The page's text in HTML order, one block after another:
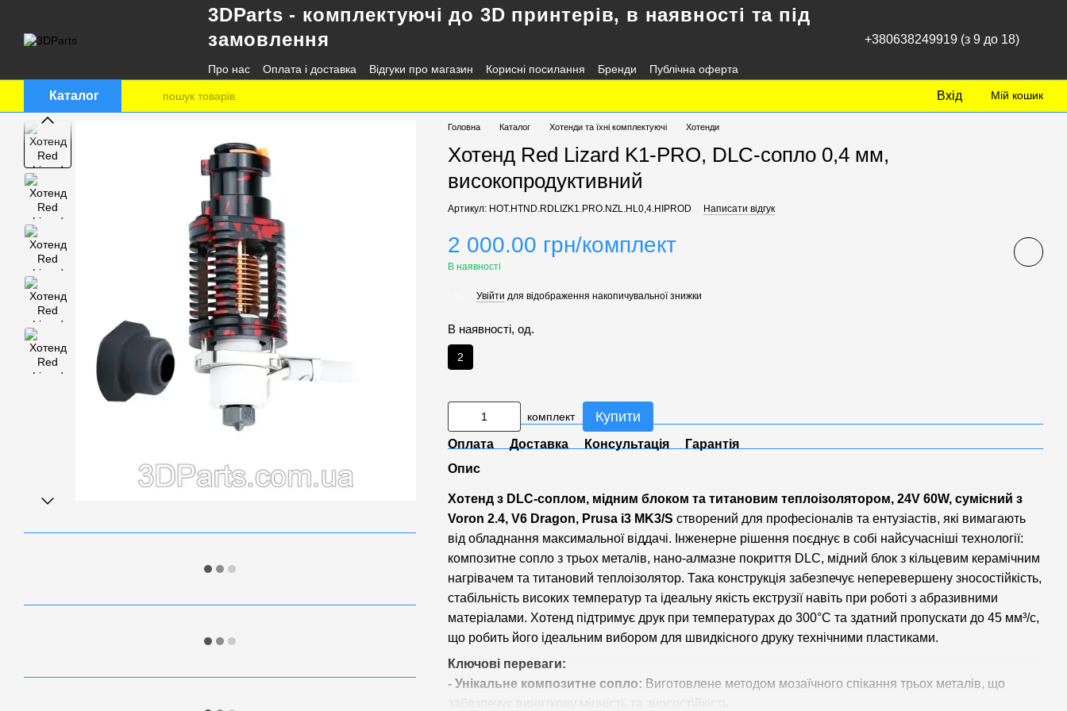
3DParts - комплектуючі до 3D принтерів, в наявності та під
замовлення
Про нас Оплата і доставка Відгуки про магазин Корисні посилання Бренди
Публічна оферта
+380638249919 (з 9 до 18)
Каталог Вхід Мій кошик
Головна Каталог Хотенди та їхні комплектуючі Хотенди
Хотенд Red Lizard K1-PRO, DLC-сопло 0,4 мм,
високопродуктивний
Артикул: HOT.HTND.RDLIZK1.PRO.NZL.HL0,4.HIPROD Написати відгук
2 000.00 грн/комплект
В наявності
Увійти для відображення накопичувальної знижки
В наявності, од.
2
комплект Купити
Оплата Доставка Консультація
Гарантія
Опис
Хотенд з DLC-соплом, мідним блоком та титановим теплоізолятором, 24V 60W, сумісний з
Voron 2.4, V6 Dragon, Prusa i3 MK3/S створений для професіоналів та ентузіастів, які вимагають
від обладнання максимальної віддачі. Інженерне рішення поєднує в собі найсучасніші технології:
композитне сопло з трьох металів, нано-алмазне покриття DLC, мідний блок з кільцевим керамічним
нагрівачем та титановий теплоізолятор. Така конструкція забезпечує неперевершену зносостійкість,
стабільність високих температур та ідеальну якість екструзії навіть при роботі з абразивними
матеріалами. Хотенд підтримує друк при температурах до 300°C та здатний пропускати до 45 мм³/с,
що робить його ідеальним вибором для швидкісного друку технічними пластиками.
Ключові переваги:
- Унікальне композитне сопло: Виготовлене методом мозаїчного спікання трьох металів, що
забезпечує виняткову міцність та зносостійкість.